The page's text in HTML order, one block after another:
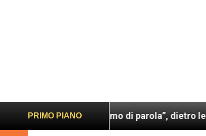
PRIMO PIANO
Un uomo di parola”, dietro le quinte